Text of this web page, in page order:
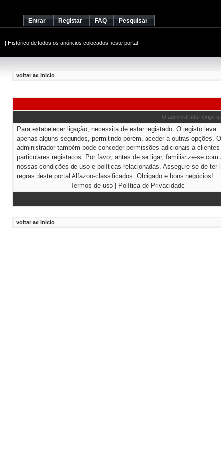
Entrar Registar FAQ Pesquisar
| Histórico de todos os anúncios colocados neste portal
voltar ao inicio
O administrador exige
Para estabelecer ligação, necessita de estar registado. O registo leva
apenas alguns segundos, permitindo porém, aceder a outras opções. O
administrador também pode conceder permissões adicionais a clientes
particulares registados. Por favor, antes de se ligar, familiarize-se com
nossas condições de uso e políticas relacionadas. Assegure-se de ter
regras deste portal Alfazoo-classificados. Obrigado e bons negócios!
Termos de uso| Política de Privacidade
voltar ao inicio